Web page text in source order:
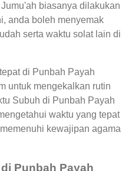
biasanya dilakukan
anda boleh menyemak
serta waktu solat lain di
di Punbah Payah
untuk mengekalkan rutin
Subuh di Punbah Payah
waktu yang tepat
kewajipan agama
Punbah Payah